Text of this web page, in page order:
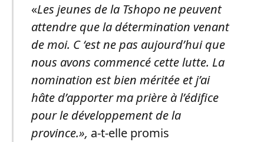
«Les jeunes de la Tshopo ne peuvent
attendre que la détermination venant
de moi. C ‘est ne pas aujourd’hui que
nous avons commencé cette lutte. La
nomination est bien méritée et j’ai
hâte d’apporter ma prière à l’édifice
pour le développement de la
province.», a-t-elle promis